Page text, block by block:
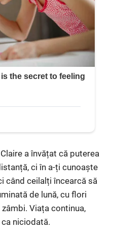
a învățat că puterea
ci în a-ți cunoaște
când ceilalți încearcă să
de lună, cu flori
Viața continua,
niciodată.